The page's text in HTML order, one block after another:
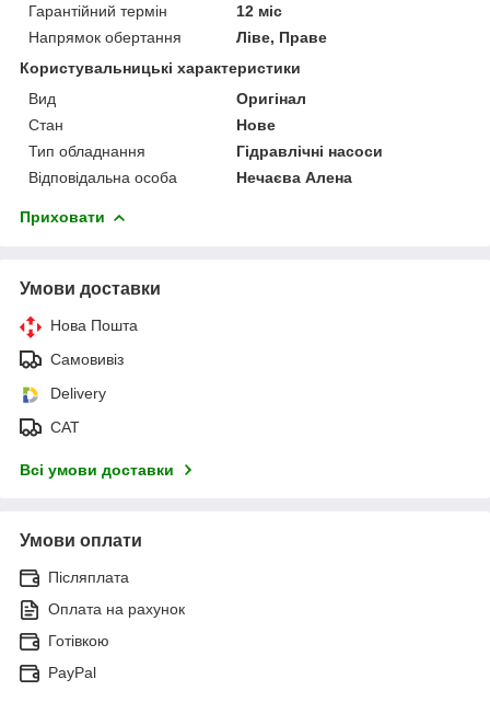
Гарантійний термін
12 міс
Напрямок обертання
Ліве, Праве
Користувальницькі характеристики
Вид
Оригінал
Стан
Нове
Тип обладнання
Гідравлічні насоси
Відповідальна особа
Нечаєва Алена
Приховати
Умови доставки
Нова Пошта
Самовивіз
Delivery
САТ
Всі умови доставки
Умови оплати
Післяплата
Оплата на рахунок
Готівкою
PayPal